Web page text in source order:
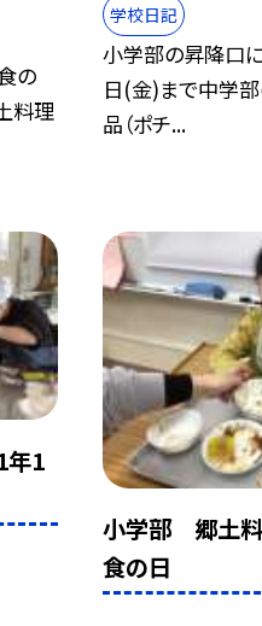
の
料理
学校日記
小学部の昇降口
日(金)まで中学
品（ポチ...
年1
小学部 郷土料
食の日